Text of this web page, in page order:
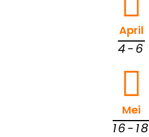
April
4-6
Mei
16-18